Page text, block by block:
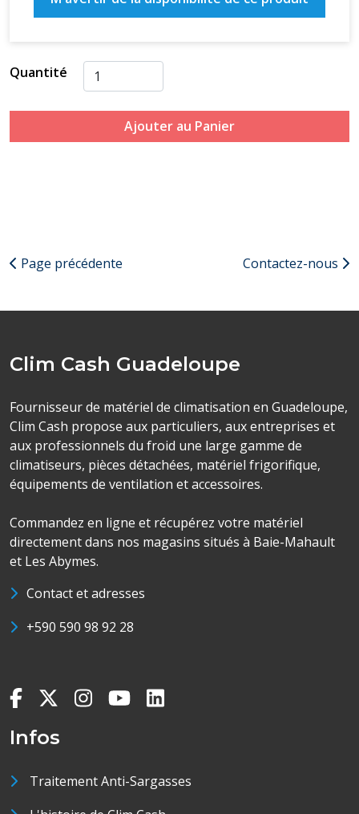
Quantité
Ajouter au Panier
Page précédente Contactez-nous
Clim Cash Guadeloupe
Fournisseur de matériel de climatisation en Guadeloupe,
Clim Cash propose aux particuliers, aux entreprises et
aux professionnels du froid une large gamme de
climatiseurs, pièces détachées, matériel frigorifique,
équipements de ventilation et accessoires.
Commandez en ligne et récupérez votre matériel
directement dans nos magasins situés à Baie-Mahault
et Les Abymes.
Contact et adresses
+590 590 98 92 28
Infos
Traitement Anti-Sargasses